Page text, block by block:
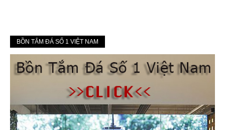
BỒN TẮM ĐÁ SỐ 1 VIỆT NAM